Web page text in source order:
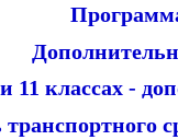
11 классах -